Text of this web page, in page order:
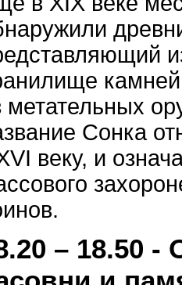
метательных
Сонка
веку, и
– 18.50 -